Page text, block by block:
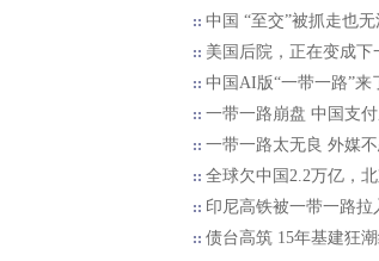
中国 “至交”被抓走也
美国后院，正在变成下
中国AI版“一带一路”来
一带一路崩盘 中国支
一带一路太无良 外媒
全球欠中国2.2万亿，
印尼高铁被一带一路
债台高筑 15年基建狂